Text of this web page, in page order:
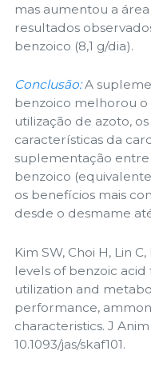
mas aumentou a
resultados
benzoico (8,1 g/dia).
Conclusão:A
benzoico melhorou
utilização de azoto,
características da
suplementação entre
benzoico
os benefícios mais
desde o desmame
Kim SW, Choi H, Lin
levels of benzoic
utilization and
performance,
characteristics. J Anim
10.1093/jas/skaf101.